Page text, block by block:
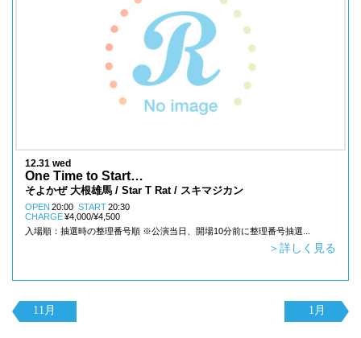
12.31 wed
One Time to Start
カウントダウンSP 2025-2026
そよかぜ 大根雄馬 / Star T Rat / スキマジカン
OPEN 20:00 START20:30
CHARGE¥4,000/¥4,500
入場順：抽選時の整理番号順 ※公演当日、開場10分前に整理番号抽選...
＞詳しく見る
11月 1月